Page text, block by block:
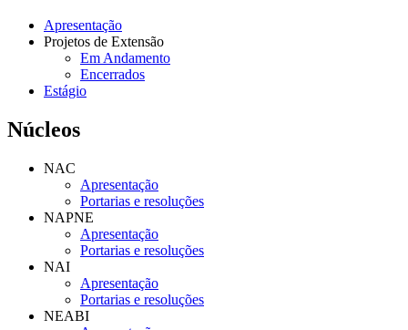
Apresentação
Projetos de Extensão
Em Andamento
Encerrados
Estágio
Núcleos
NAC
Apresentação
Portarias e resoluções
NAPNE
Apresentação
Portarias e resoluções
NAI
Apresentação
Portarias e resoluções
NEABI